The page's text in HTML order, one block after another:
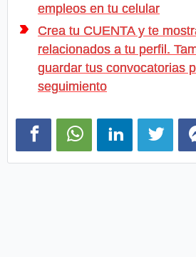
empleos en tu celular
Crea tu CUENTA y te
relacionados a tu perfil.
guardar tus convocatorias
seguimiento